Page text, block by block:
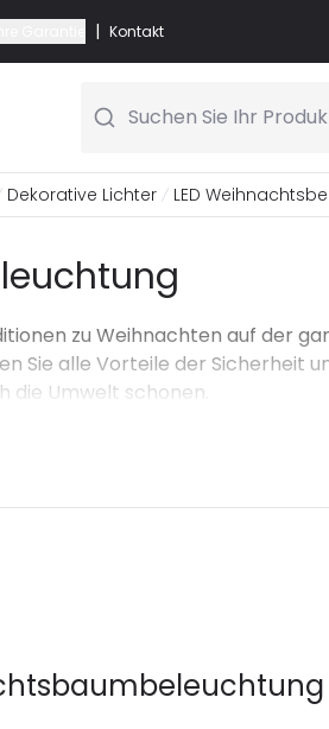
| Kontakt
Suchen Sie Ihr
Dekorative Lichter LED
zu Weihnachten auf der
Sie alle Vorteile der Sicherheit
die Umwelt schonen.